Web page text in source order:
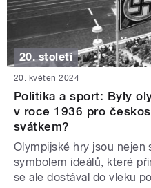
20. století
20. květen 2024
Politika a sport: Byly
v roce 1936 pro
svátkem?
Olympijské hry jsou nejen
symbolem ideálů, které
se ale dostával do vleku